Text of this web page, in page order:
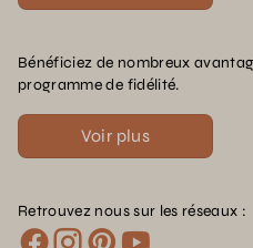
Bénéficiez de nombreux
programme de fidélité.
Voir plus
Retrouvez nous sur les réseaux :